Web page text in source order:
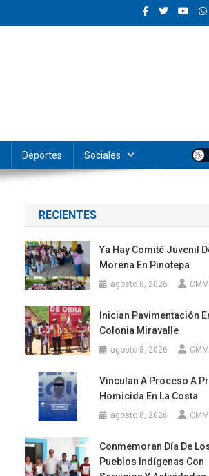
Deportes Sociales
RECIENTES
Ya Hay Comité Juvenil
Morena En Pinotepa
agosto 8, 2026 CMM
Inician Pavimentación
Colonia Miravalle
agosto 8, 2026 CMM
Vinculan A Proceso A
Homicida En La Costa
agosto 8, 2026 CMM
Conmemoran Día De
Pueblos Indígenas Con